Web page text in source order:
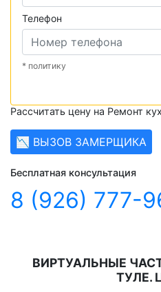
Телефон
* политику
Рассчитать цену на Ремонт
📉 ВЫЗОВ ЗАМЕРЩИКА
Бесплатная консультация
8 (926) 777-
ВИРТУАЛЬНЫЕ
ТУЛЕ.